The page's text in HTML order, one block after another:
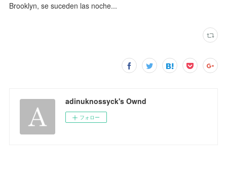
Brooklyn, se suceden las noche...
adinuknossyck's Ownd
フォロー